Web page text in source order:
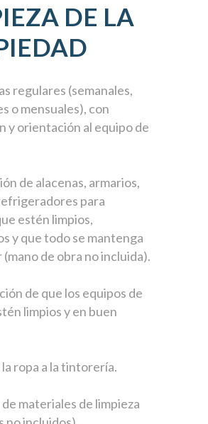
DE LA
regulares (semanales,
o mensuales), con
y orientación al equipo de
de alacenas, armarios,
para
estén limpios,
y que todo se mantenga
(mano de obra no incluida).
de que los equipos de
limpios y en buen
ropa a la tintorería.
materiales de limpieza